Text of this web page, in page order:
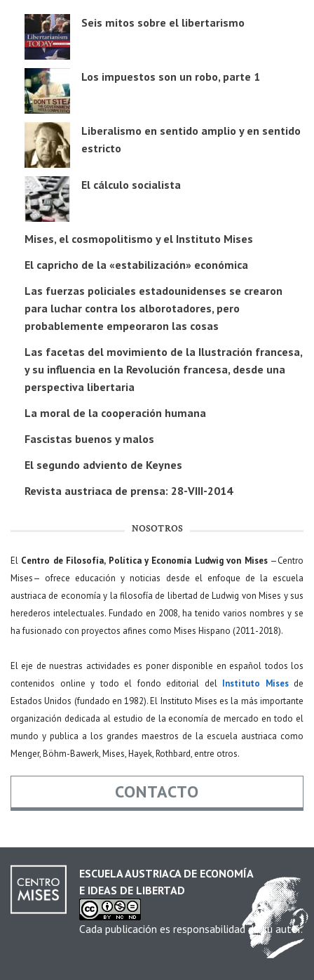
Seis mitos sobre el libertarismo
Los impuestos son un robo, parte 1
Liberalismo en sentido amplio y en sentido
estricto
El cálculo socialista
Mises, el cosmopolitismo y el Instituto Mises
El capricho de la «estabilización» económica
Las fuerzas policiales estadounidenses se crearon
para luchar contra los alborotadores, pero
probablemente empeoraron las cosas
Las facetas del movimiento de la Ilustración francesa,
y su influencia en la Revolución francesa, desde una
perspectiva libertaria
La moral de la cooperación humana
Fascistas buenos y malos
El segundo adviento de Keynes
Revista austriaca de prensa: 28-VIII-2014
NOSOTROS
El Centro de Filosofía, Política y Economía Ludwig von Mises—Centro
Mises— ofrece educación y noticias desde el enfoque de la escuela
austriaca de economía y la filosofía de libertad de Ludwig von Mises y sus
herederos intelectuales. Fundado en 2008, ha tenido varios nombres y se
ha fusionado con proyectos afines como Mises Hispano (2011-2018).
El eje de nuestras actividades es poner disponible en español todos los
contenidos online y todo el fondo editorial del Instituto Misesde
Estados Unidos (fundado en 1982). El Instituto Mises es la más importante
organización dedicada al estudio de la economía de mercado en todo el
mundo y publica a los grandes maestros de la escuela austriaca como
Menger, Böhm-Bawerk, Mises, Hayek, Rothbard, entre otros.
CONTACTO
Email *
ESCUELA AUSTRIACA DE ECONOMÍA
E IDEAS DE LIBERTAD
Cada publicación es responsabilidad de su autor.